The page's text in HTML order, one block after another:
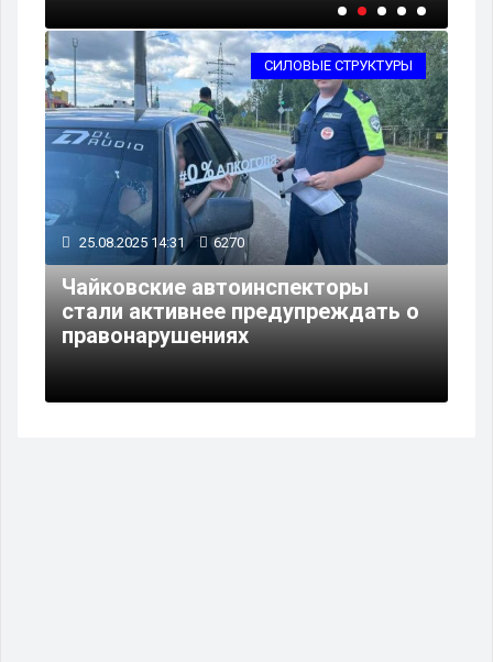
СИЛОВЫЕ СТРУКТУРЫ
25.08.2025 14:31 6270
Чайковские автоинспекторы
стали активнее предупреждать о
правонарушениях